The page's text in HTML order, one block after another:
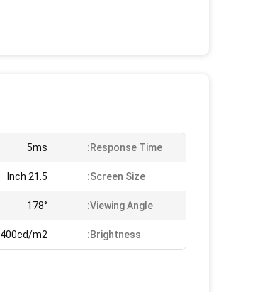
Response Time:
5ms
Screen Size:
21.5 Inch
Viewing Angle:
178°
Brightness:
400cd/m2